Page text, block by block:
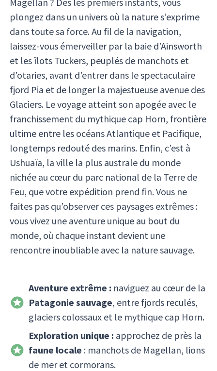
plongez dans un univers où la nature s’exprime
dans toute sa force. Au fil de la navigation,
laissez-vous émerveiller par la baie d’Ainsworth
et les îlots Tuckers, peuplés de manchots et
d’otaries, avant d’entrer dans le spectaculaire
fjord Pia et de longer la majestueuse avenue des
Glaciers. Le voyage atteint son apogée avec le
franchissement du mythique cap Horn, frontière
ultime entre les océans Atlantique et Pacifique,
longtemps redouté des marins. Enfin, c’est à
Ushuaïa, la ville la plus australe du monde
nichée au cœur du parc national de la Terre de
Feu, que votre expédition prend fin. Vous ne
faites pas qu’observer ces paysages extrêmes :
vous vivez une aventure unique au bout du
monde, où chaque instant devient une
rencontre inoubliable avec la nature sauvage.
Aventure extrême : naviguez au cœur de la
Patagonie sauvage, entre fjords reculés,
glaciers colossaux et le mythique cap Horn.
Exploration unique : approchez de près la
faune locale : manchots de Magellan, lions
de mer et cormorans.